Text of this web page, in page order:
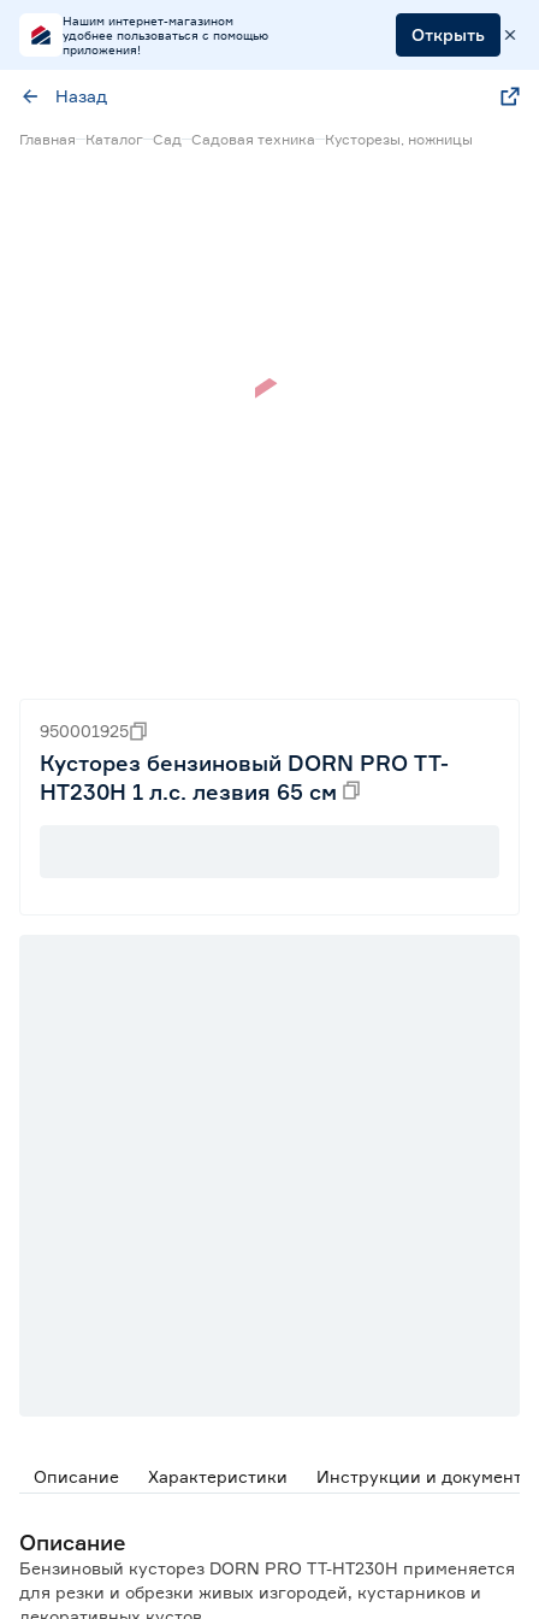
Нашим интернет-магазином
удобнее пользоваться с помощью
приложения!
Открыть
Назад
Главная Каталог Сад Садовая техника Кусторезы, ножницы
950001925
Кусторез бензиновый DORN PRO TT-
HT230H 1 л.с. лезвия 65 см
Описание Характеристики Инструкции и документы
Описание
Бензиновый кусторез DORN PRO TT-HT230H применяется
для резки и обрезки живых изгородей, кустарников и